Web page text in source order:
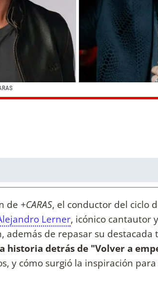
de +CARAS, el conductor del ciclo
Lerner, icónico cantautor
además de repasar su destacada
historia detrás de "Volver a
y cómo surgió la inspiración